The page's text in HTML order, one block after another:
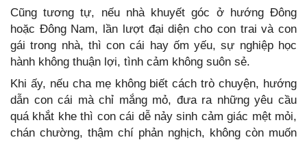
Cũng tương tự, nếu nhà khuyết góc ở hướng Đông
hoặc Đông Nam, lần lượt đại diện cho con trai và con
gái trong nhà, thì con cái hay ốm yếu, sự nghiệp học
hành không thuận lợi, tình cảm không suôn sẻ.
Khi ấy, nếu cha mẹ không biết cách trò chuyện, hướng
dẫn con cái mà chỉ mắng mỏ, đưa ra những yêu cầu
quá khắt khe thì con cái dễ nảy sinh cảm giác mệt mỏi,
chán chường, thậm chí phản nghịch, không còn muốn